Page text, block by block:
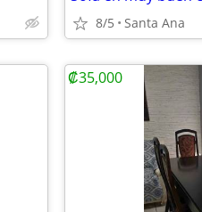
8/5 Santa Ana
₡35,000